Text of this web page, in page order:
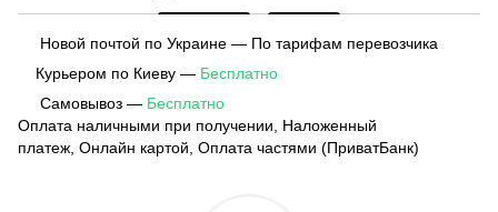
Новой почтой по Украине — По тарифам перевозчика
Курьером по Киеву — Бесплатно
Самовывоз — Бесплатно
Оплата наличными при получении, Наложенный
платеж, Онлайн картой, Оплата частями (ПриватБанк)